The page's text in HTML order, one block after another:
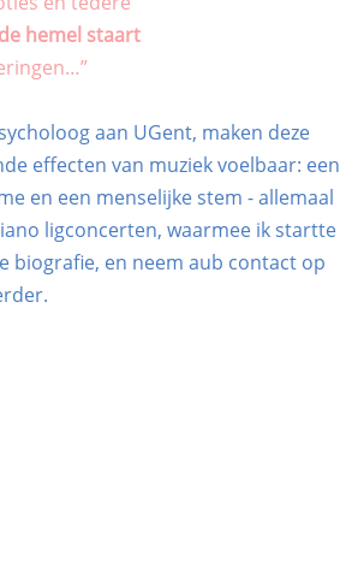
hemel staart
aan UGent, maken deze
effecten van muziek voelbaar: een
en een menselijke stem - allemaal
ligconcerten, waarmee ​ik startte
biografie, en neem aub contact op